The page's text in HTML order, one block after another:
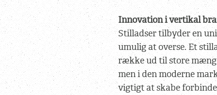
Innovation i vertikal
Stilladser tilbyder en
umulig at overse. Et
række ud til store
men i den moderne
vigtigt at skabe